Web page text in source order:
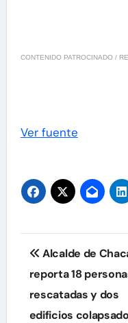
CONTENIDO PATROCINADO /
Ver fuente
de
entradas
Alcalde de
reporta 18
rescatadas y dos
edificios